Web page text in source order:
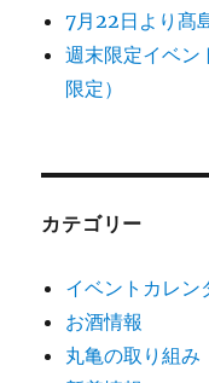
送
り
7月22日より髙
週末限定イベン
限定）
カテゴリー
イベントカレン
お酒情報
丸亀の取り組み